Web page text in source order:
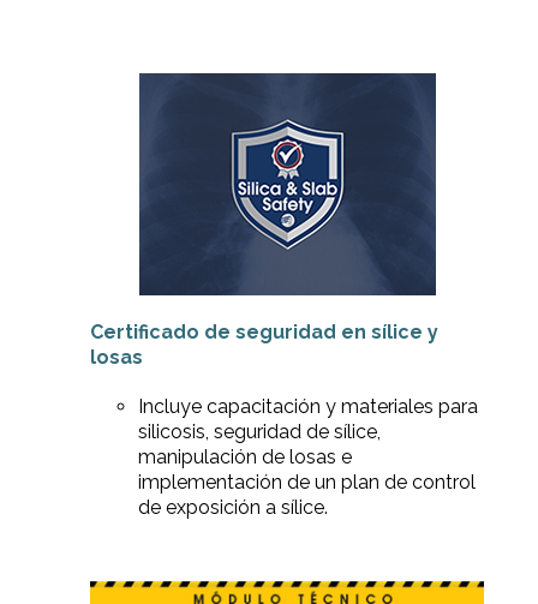
Certificado de seguridad en sílice y
losas
Incluye capacitación y materiales para
silicosis, seguridad de sílice,
manipulación de losas e
implementación de un plan de control
de exposición a sílice.